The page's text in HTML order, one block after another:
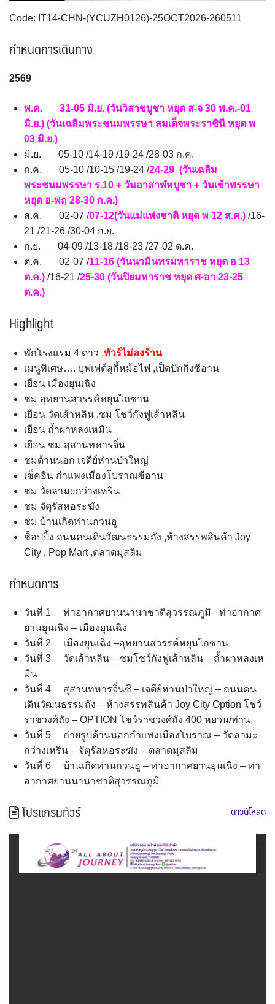
ร์ก (BENELUX) 1 จอร์เจีย อาร์เมเนีย 1
Code: IT14-CHN-(YCUZH0126)-25OCT2026-260511
กำหนดการเดินทาง
2569
พ.ค. 31-05 มิ.ย. (วันวิสาขบูชา หยุด ส-จ 30 พ.ค.-01
มิ.ย.) (วันเฉลิมพระชนมพรรษา สมเด็จพระราชินี หยุด พ
03 มิ.ย.)
มิ.ย. 05-10 /14-19 /19-24 /28-03 ก.ค.
ก.ค. 05-10 /10-15 /19-24 /24-29 (วันเฉลิม
พระชนมพรรษา ร.10 + วันอาสาฬหบูชา + วันเข้าพรรษา
หยุด อ-พฤ 28-30 ก.ค.)
ส.ค. 02-07 /07-12(วันแม่แห่งชาติ หยุด พ 12 ส.ค.) /16-
21 /21-26 /30-04 ก.ย.
ก.ย. 04-09 /13-18 /18-23 /27-02 ต.ค.
ต.ค. 02-07 /11-16 (วันนวมินทรมหาราช หยุด อ 13
ต.ค.) /16-21 /25-30 (วันปิยมหาราช หยุด ศ-อา 23-25
ต.ค.)
Highlight
พักโรงแรม 4 ดาว ,ทัวร์ไม่ลงร้าน
เมนูพิเศษ…. บุฟเฟต์สุกี้หม้อไฟ ,เป็ดปักกิ่งซีอาน
เยือน เมืองยุนเฉิง
ชม อุทยานสวรรค์หยุนไถซาน
เยือน วัดเส้าหลิน ,ชม โชว์กังฟูเส้าหลิน
เยือน ถ้ำผาหลงเหมิน
เยือน ชม สุสานทหารจิ๋น
ชมด้านนอก เจดีย์ห่านป่าใหญ่
เช็คอิน กำแพงเมืองโบราณซีอาน
ชม วัดลามะกว่างเหริน
ชม จัตุรัสหอระฆัง
ชม บ้านเกิดท่านกวนอู
ช็อปปิ้ง ถนนคนเดินวัฒนธรรมถัง ,ห้างสรรพสินค้า Joy
City , Pop Mart ,ตลาดมุสลิม
กำหนดการ
วันที่ 1 ท่าอากาศยานนานาชาติสุวรรณภูมิ– ท่าอากาศ
ยานยุนเฉิง – เมืองยุนเฉิง
วันที่ 2 เมืองยุนเฉิง –อุทยานสวรรค์หยุนไถซาน
วันที่ 3 วัดเส้าหลิน – ชมโชว์กังฟูเส้าหลิน – ถ้ำผาหลงเห
มิน
วันที่ 4 สุสานทหารจิ๋นซี – เจดีย์ห่านป่าใหญ่ – ถนนคน
เดินวัฒนธรรมถัง – ห้างสรรพสินค้า Joy City Option โชว์
ราชวงศ์ถัง – OPTION โชว์ราชวงศ์ถัง 400 หยวน/ท่าน
วันที่ 5 ถ่ายรูปด้านนอกกำแพงเมืองโบราณ – วัดลามะ
กว่างเหริน – จัตุรัสหอระฆัง – ตลาดมุสลิม
วันที่ 6 บ้านเกิดท่านกวนอู – ท่าอากาศยานยุนเฉิง – ท่า
อากาศยานนานาชาติสุวรรณภูมิ
โปรแกรมทัวร์ ดาวน์โหลด